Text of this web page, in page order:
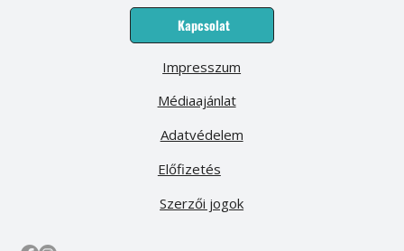
Kapcsolat
Médiaajánlat
Előfizetés
Impresszum
Adatvédelem
Szerzői jogok